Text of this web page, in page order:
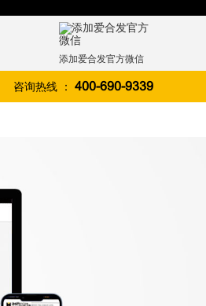
添加爱合发官方微信
咨询热线 ： 400-690-9339